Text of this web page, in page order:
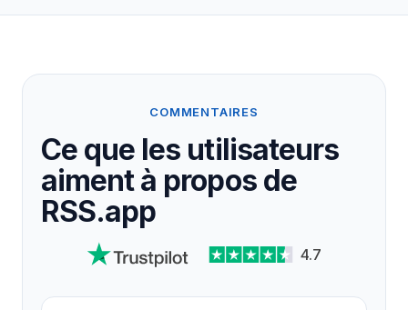
COMMENTAIRES
Ce que les utilisateurs
aiment à propos de
RSS.app
4.7